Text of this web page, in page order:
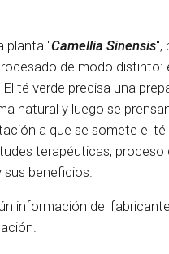
planta "Camellia Sinensis",
de modo distinto:
té verde precisa una
natural y luego se
a que se somete el
terapéuticas, proceso
beneficios.
información del fabricante